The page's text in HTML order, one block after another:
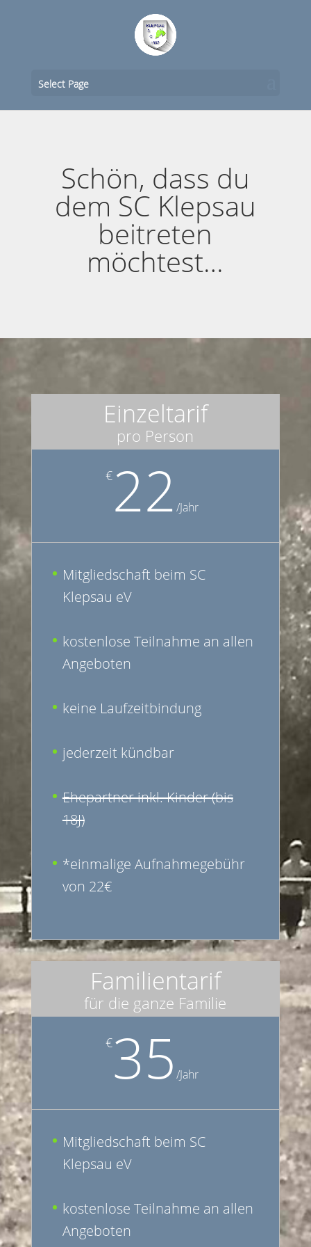
Select Page
Schön, dass du
dem SC Klepsau
beitreten
möchtest…
Einzeltarif
pro Person
€22 /Jahr
Mitgliedschaft beim SC
Klepsau eV
kostenlose Teilnahme an allen
Angeboten
keine Laufzeitbindung
jederzeit kündbar
Ehepartner inkl. Kinder (bis
18J)
*einmalige Aufnahmegebühr
von 22€
Familientarif
für die ganze Familie
€35 /Jahr
Mitgliedschaft beim SC
Klepsau eV
kostenlose Teilnahme an allen
Angeboten